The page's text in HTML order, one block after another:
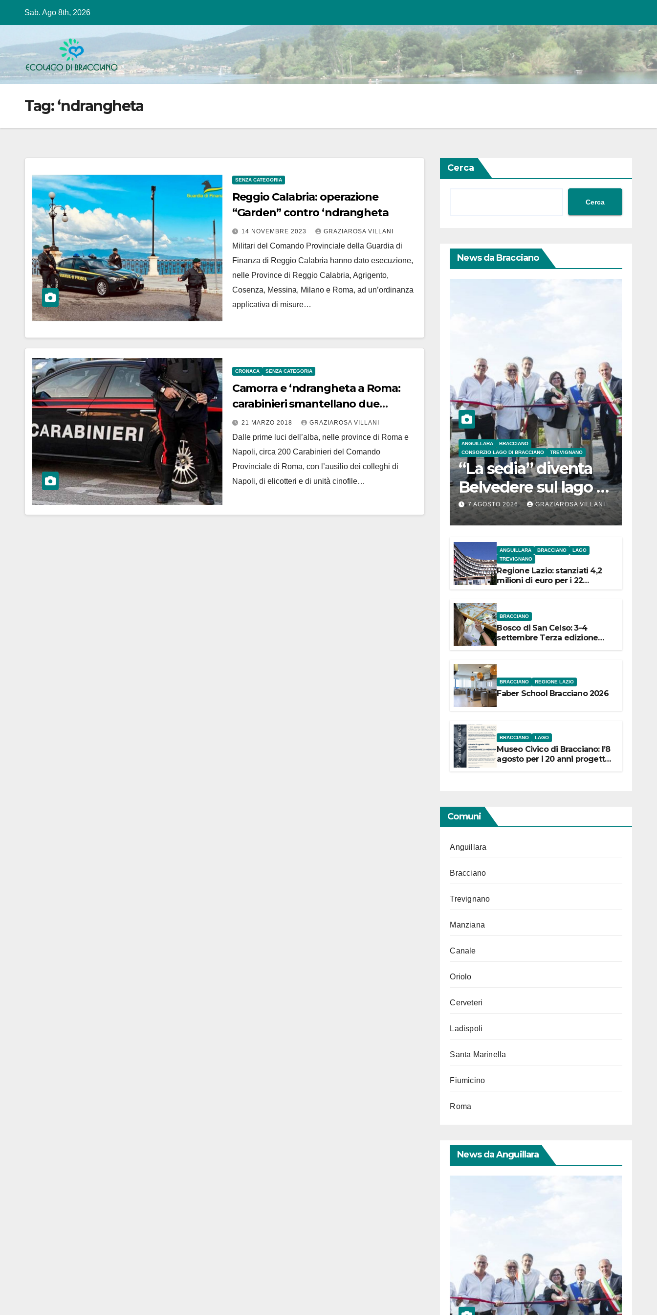
Sab. Ago 8th, 2026
Tag:‘ndrangheta
SENZA CATEGORIA
Reggio Calabria: operazione
“Garden” contro ‘ndrangheta
14 NOVEMBRE 2023 GRAZIAROSA VILLANI
Militari del Comando Provinciale della Guardia di
Finanza di Reggio Calabria hanno dato esecuzione,
nelle Province di Reggio Calabria, Agrigento,
Cosenza, Messina, Milano e Roma, ad un’ordinanza
applicativa di misure…
CRONACA SENZA CATEGORIA
Camorra e ‘ndrangheta a Roma:
carabinieri smantellano due
gruppi criminali
21 MARZO 2018 GRAZIAROSA VILLANI
Dalle prime luci dell’alba, nelle province di Roma e
Napoli, circa 200 Carabinieri del Comando
Provinciale di Roma, con l’ausilio dei colleghi di
Napoli, di elicotteri e di unità cinofile…
Cerca
Cerca
News da Bracciano
ANGUILLARA
BRACCIANO
CONSORZIO LAGO DI BRACCIANO
TREVIGNANO
“La sedia” diventa
Belvedere sul lago di
Bracciano: ieri
l’inaugurazione
7 AGOSTO 2026 GRAZIAROSA VILLANI
ANGUILLARA BRACCIANO
LAGO
TREVIGNANO
Regione Lazio: stanziati 4,2
milioni di euro per i 22
BRACCIANO
Bosco di San Celso: 3-4
settembre Terza edizione
BRACCIANO REGIONE LAZIO
Faber School Bracciano 2026
BRACCIANO LAGO
Museo Civico di Bracciano: l’8
agosto per i 20 anni progetto
Comuni
Anguillara
Bracciano
Trevignano
Manziana
Canale
Oriolo
Cerveteri
Ladispoli
Santa Marinella
Fiumicino
Roma
News da Anguillara